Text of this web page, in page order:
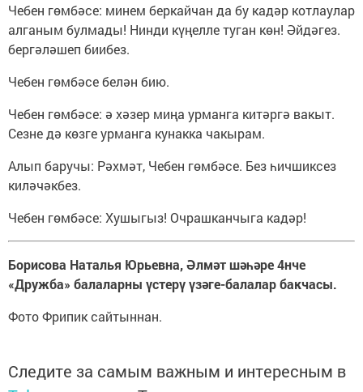
Чебен гөмбәсе: минем беркайчан да бу кадәр котлаулар
алганым булмады! Нинди күңелле туган көн! Әйдәгез.
бергәләшеп биибез.
Чебен гөмбәсе белән бию.
Чебен гөмбәсе: ә хәзер миңа урманга китәргә вакыт.
Сезне дә көзге урманга кунакка чакырам.
Алып баручы: Рәхмәт, Чебен гөмбәсе. Без һичшиксез
киләчәкбез.
Чебен гөмбәсе: Хушыгыз! Очрашканчыга кадәр!
Борисова Наталья Юрьевна, Әлмәт шәһәре 4нче
«Дружба» балаларны үстерү үзәге-балалар бакчасы.
Фото Фрипик сайтыннан.
Следите за самым важным и интересным в